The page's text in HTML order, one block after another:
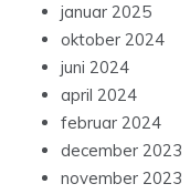
januar 2025
oktober 2024
juni 2024
april 2024
februar 2024
december 2023
november 2023